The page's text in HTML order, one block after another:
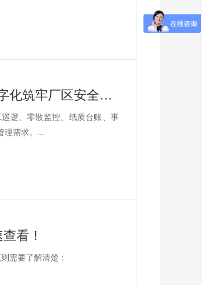
西安厂区信息化安防升级：告别人工守防，用数字化筑牢厂区安全屏障
逻、零散监控、纸质台账、事
理需求。...
看！
需要了解清楚：